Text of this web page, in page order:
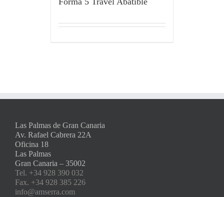
Las Palmas de Gran Canaria
Av. Rafael Cabrera 22A
Oficina 18
Las Palmas
Gran Canaria – 35002
Tel. +34 928 390 032
Fax. +34 928 385 226
info@amserra.com